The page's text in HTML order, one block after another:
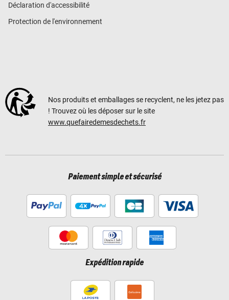
Déclaration d'accessibilité
Protection de l'environnement
Nos produits et emballages se recyclent, ne les jetez pas
! Trouvez où les déposer sur le site
www.quefairedemesdechets.fr
Paiement simple et sécurisé
Expédition rapide